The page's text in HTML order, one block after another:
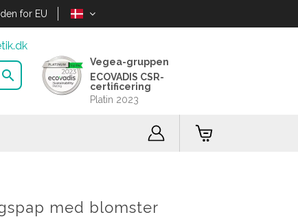
for EU

Vegea-gruppen
ECOVADIS CSR-
certificering
Platin 2023
med blomster